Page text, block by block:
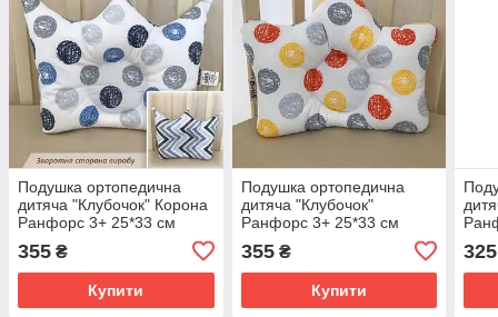
Подушка ортопедична
дитяча "Клубочок" Корона
Ранфорс 3+ 25*33 см
355 ₴
Купити
Подушка ортопедична
дитяча "Клубочок"
Ранфорс 3+ 25*33 см
помаранчевим
355₴
Купити
325